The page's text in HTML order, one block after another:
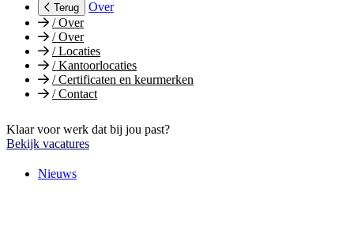
Terug
Over
/Over
/Over
/Locaties
/Kantoorlocaties
/Certificaten en keurmerken
/Contact
Klaar voor werk dat bij jou past?
Bekijk vacatures
Nieuws